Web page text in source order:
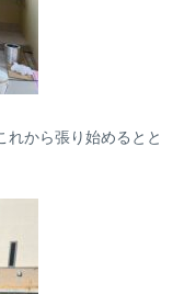
から張り始めるとと